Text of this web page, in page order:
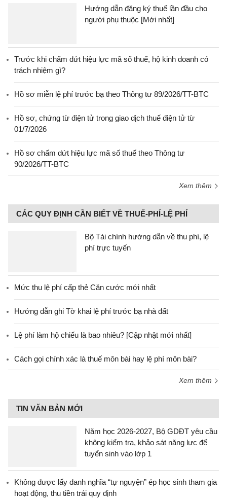
Hướng dẫn đăng ký thuế lần đầu cho
người phụ thuộc [Mới nhất]
Trước khi chấm dứt hiệu lực mã số thuế, hộ kinh doanh có
trách nhiệm gì?
Hồ sơ miễn lệ phí trước bạ theo Thông tư 89/2026/TT-BTC
Hồ sơ, chứng từ điện tử trong giao dịch thuế điện tử từ
01/7/2026
Hồ sơ chấm dứt hiệu lực mã số thuế theo Thông tư
90/2026/TT-BTC
Xem thêm
CÁC QUY ĐỊNH CẦN BIẾT VỀ THUẾ-PHÍ-LỆ PHÍ
Bộ Tài chính hướng dẫn về thu phí, lệ
phí trực tuyến
Mức thu lệ phí cấp thẻ Căn cước mới nhất
Hướng dẫn ghi Tờ khai lệ phí trước bạ nhà đất
Lệ phí làm hộ chiếu là bao nhiêu? [Cập nhật mới nhất]
Cách gọi chính xác là thuế môn bài hay lệ phí môn bài?
Xem thêm
TIN VĂN BẢN MỚI
Năm học 2026-2027, Bộ GDĐT yêu cầu
không kiểm tra, khảo sát năng lực để
tuyển sinh vào lớp 1
Không được lấy danh nghĩa “tự nguyện” ép học sinh tham gia
hoạt động, thu tiền trái quy định